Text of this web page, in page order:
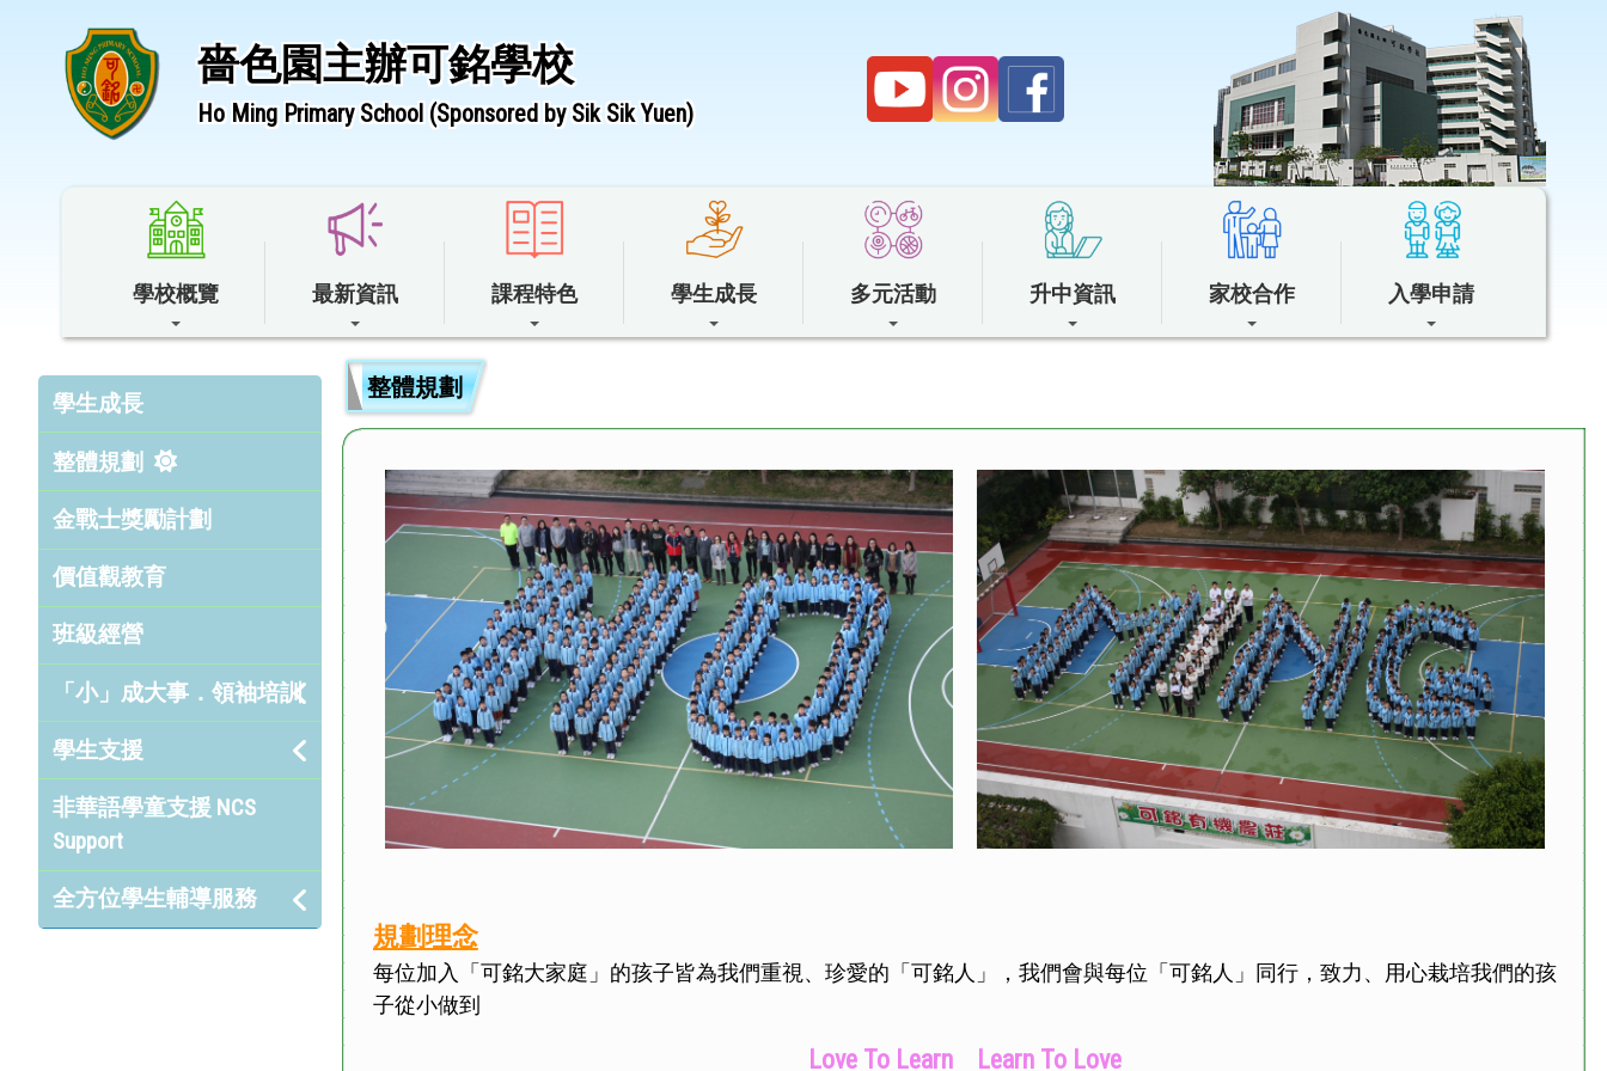
嗇色園主辦可銘學校
Ho Ming Primary School (Sponsored by Sik Sik Yuen)
學校概覽 最新資訊 課程特色 學生成長 多元活動 升中資訊 家校合作 入學申請
學生成長
整體規劃
金戰士獎勵計劃
價值觀教育
班級經營
「小」成大事．領袖培訓
學生支援
非華語學童支援 NCS
Support
全方位學生輔導服務
整體規劃
規劃理念
每位加入「可銘大家庭」的孩子皆為我們重視、珍愛的「可銘人」，我們會與每位「可銘人」同行，致力、用心栽培我們的孩
子從小做到
Love To Learn Learn To Love